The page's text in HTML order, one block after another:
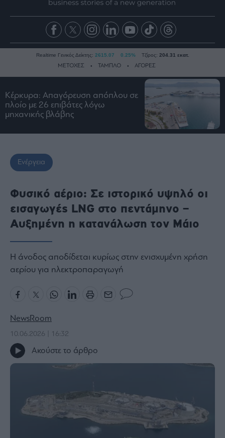
Ειδήσεις
Οικονομία
Business
Ναυτιλία
Πολιτική
Πολιτισμός
Κοινωνία
Law
Bloomberg
Times
The
Wiseman
Story
Realtime Γενικός Δείκτης: 2615.07 0.25% Τζίρος: 204.31 εκατ.
ΜΕΤΟΧΕΣ ΤΑΜΠΛΟ ΑΓΟΡΕΣ
Κέρκυρα: Απαγόρευση απόπλου σε
πλοίο με 26 επιβάτες λόγω
μηχανικής βλάβης
Ενέργεια
Φυσικό αέριο: Σε ιστορικό υψηλό οι
εισαγωγές LNG στο πεντάμηνο –
Αυξημένη η κατανάλωση τον Μάιο
Η άνοδος αποδίδεται κυρίως στην ενισχυμένη χρήση
αερίου για ηλεκτροπαραγωγή
NewsRoom
10.06.2026 | 16:32
Ακούστε το άρθρο